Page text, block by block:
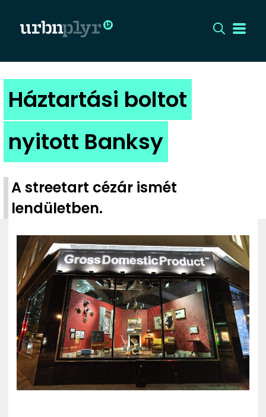
CÍMLAP
DIZÁJN
DIVAT
HIP
UTCA
ZENE
MÉDIAAJÁNLAT
IMPRESSZUM
PR-ARCHÍVUM
ADATKEZELÉSI TÁJÉKOZTATÓ
Háztartási boltot
nyitott Banksy
A streetart cézár ismét
lendületben.